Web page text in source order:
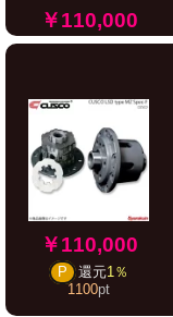
￥110,000
￥110,000
P 還元1％
1100pt